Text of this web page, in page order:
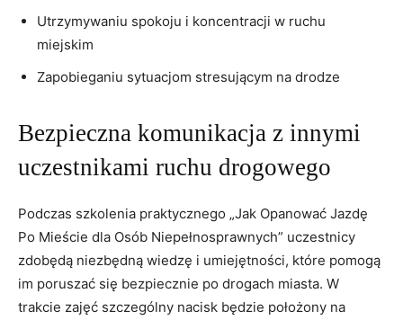
Utrzymywaniu spokoju i ‌koncentracji ⁣w ruchu
miejskim
Zapobieganiu sytuacjom stresującym na drodze
Bezpieczna komunikacja‌ z ‌innymi
uczestnikami ruchu drogowego
Podczas szkolenia⁢ praktycznego „Jak Opanować Jazdę
Po ‍Mieście ⁣dla ⁣Osób Niepełnosprawnych”⁢ uczestnicy
zdobędą niezbędną wiedzę i umiejętności, które pomogą
im poruszać się bezpiecznie po drogach miasta.‍ W
trakcie zajęć szczególny nacisk będzie położony na